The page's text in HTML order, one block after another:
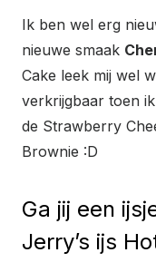
Ik ben wel erg
nieuwe smaak
Cake leek mij wel
verkrijgbaar toen
de Strawberry
Brownie :D
Ga jij een
Jerry’s ijs